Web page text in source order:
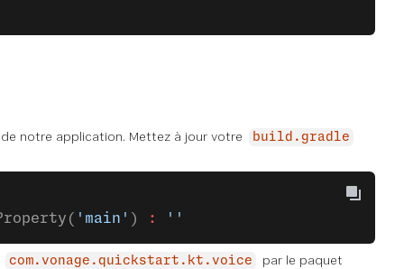
notre application. Mettez à jour votre build.gradle
'main' ) : ''
com.vonage.quickstart.kt.voice
par le paquet